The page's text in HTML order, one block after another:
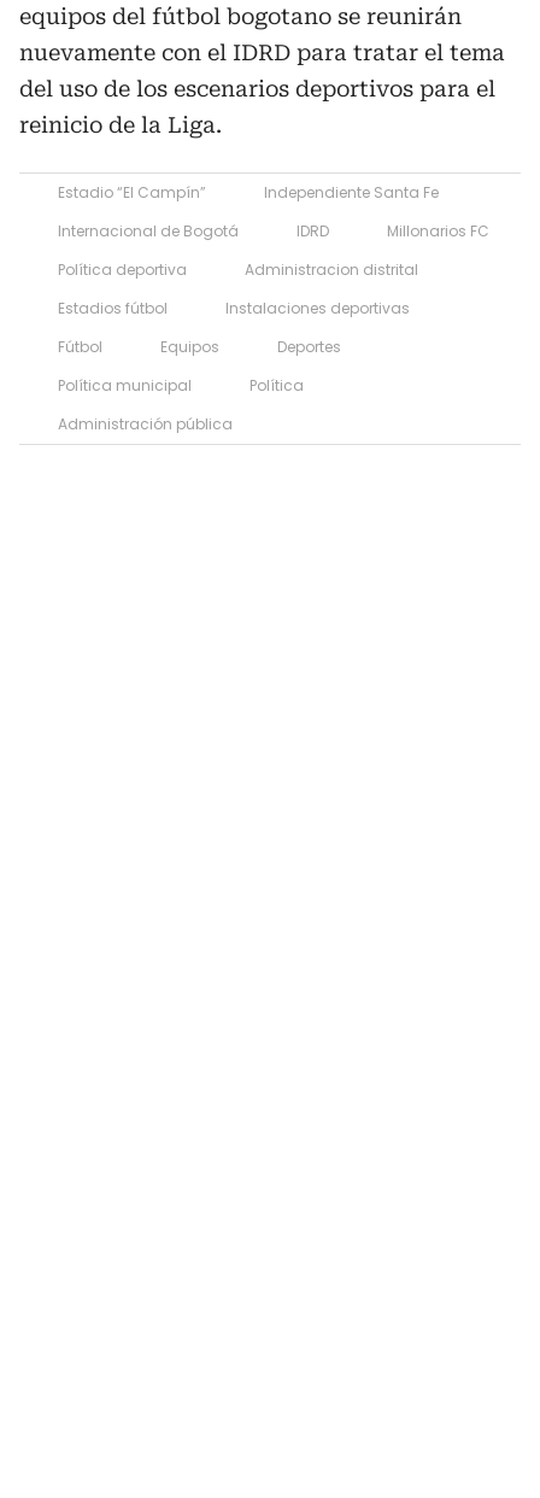
equipos del fútbol bogotano se reunirán
nuevamente con el IDRD para tratar el tema
del uso de los escenarios deportivos para el
reinicio de la Liga.
Estadio “El Campín”
Independiente Santa Fe
Internacional de Bogotá
IDRD
Millonarios FC
Política deportiva
Administracion distrital
Estadios fútbol
Instalaciones deportivas
Fútbol
Equipos
Deportes
Política municipal
Política
Administración pública